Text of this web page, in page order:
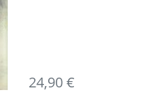
24,90 €